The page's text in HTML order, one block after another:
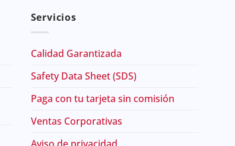
Servicios
Calidad Garantizada
Safety Data Sheet (SDS)
Paga con tu tarjeta sin comisión
Ventas Corporativas